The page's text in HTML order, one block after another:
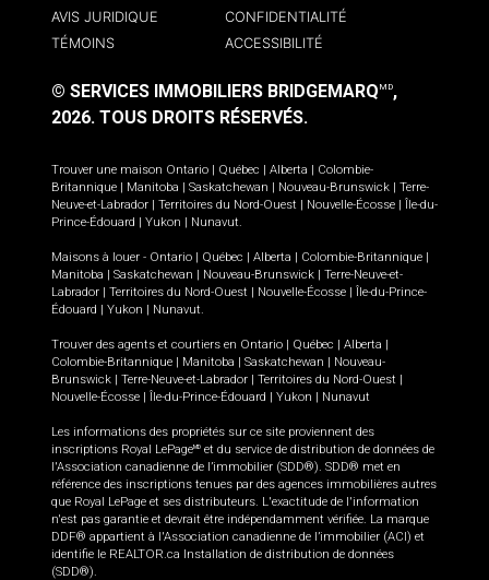
AVIS JURIDIQUE
CONFIDENTIALITÉ
TÉMOINS
ACCESSIBILITÉ
© SERVICES IMMOBILIERS BRIDGEMARQ MD,
2026. TOUS DROITS RÉSERVÉS.
Trouver une maison Ontario Québec Alberta
Colombie-
Britannique
Manitoba Saskatchewan Nouveau-Brunswick
Terre-
Neuve-et-Labrador
Territoires du Nord-Ouest Nouvelle-Écosse
Île-du-
Prince-Édouard
Yukon Nunavut.
Maisons à louer - Ontario Québec Alberta Colombie-Britannique
Manitoba
Saskatchewan Nouveau-Brunswick
Terre-Neuve-et-
Labrador
Territoires du Nord-Ouest Nouvelle-Écosse
Île-du-Prince-
Édouard
Yukon Nunavut.
Trouver des agents et courtiers en Ontario Québec Alberta
Colombie-Britannique
Manitoba Saskatchewan
Nouveau-
Brunswick
Terre-Neuve-et-Labrador Territoires du Nord-Ouest
Nouvelle-Écosse
Île-du-Prince-Édouard Yukon Nunavut
Les informations des propriétés sur ce site proviennent des
inscriptions Royal LePageMD et du service de distribution de données de
l'Association canadienne de l’immobilier (SDD®). SDD® met en
référence des inscriptions tenues par des agences immobilières autres
que Royal LePage et ses distributeurs. L'exactitude de l'information
n'est pas garantie et devrait être indépendamment vérifiée. La marque
DDF® appartient à l'Association canadienne de l’immobilier (ACI) et
identifie le REALTOR.ca Installation de distribution de données
(SDD®).